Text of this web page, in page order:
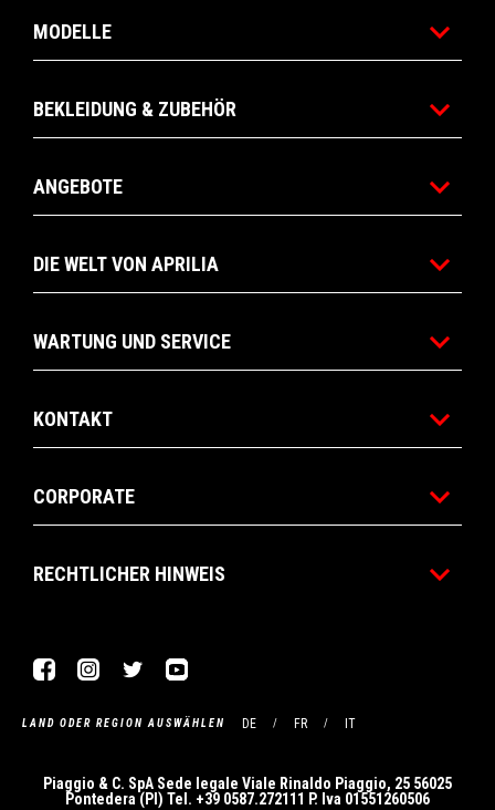
MODELLE
BEKLEIDUNG & ZUBEHÖR
ANGEBOTE
DIE WELT VON APRILIA
WARTUNG UND SERVICE
KONTAKT
CORPORATE
RECHTLICHER HINWEIS
FacebookInstagram
Twitter
LAND ODER REGION AUSWÄHLEN DE FR IT
Piaggio & C. SpA Sede legale Viale Rinaldo Piaggio, 25 56025
Pontedera (PI) Tel. +39 0587.272111 P. Iva 01551260506